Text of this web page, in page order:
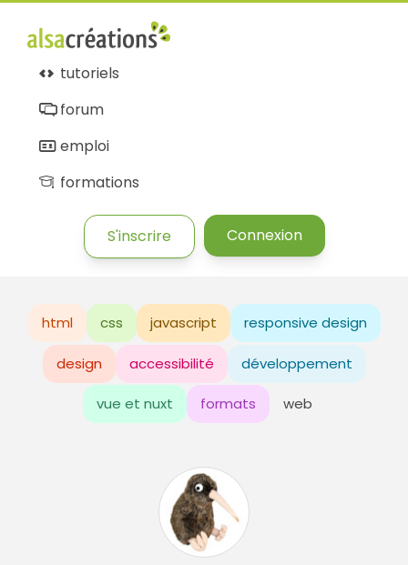
tutoriels
forum
emploi
formations
S'inscrire Connexion
html css javascript responsive design
design accessibilité développement
vue et nuxt formats web